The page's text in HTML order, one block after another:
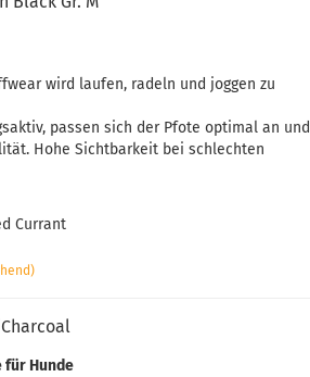
wird laufen, radeln und joggen zu
passen sich der Pfote optimal an und
Hohe Sichtbarkeit bei schlechten
Currant
für Hunde